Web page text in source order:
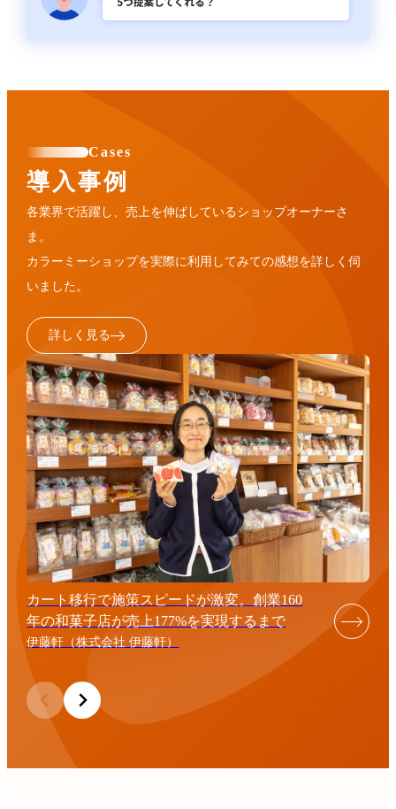
Cases
導入事例
各業界で活躍し、売上を伸ばしているショップオーナーさ
ま。
カラーミーショップを実際に利用してみての感想を詳しく伺
いました。
詳しく見る
カート移行で施策スピードが激変。創業160
年の和菓子店が売上177%を実現するまで
伊藤軒（株式会社 伊藤軒）